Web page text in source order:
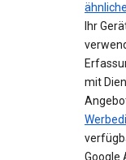
Ihr
mit
Google